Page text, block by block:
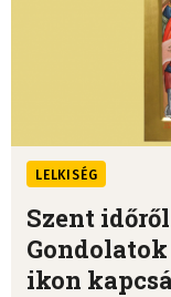
LELKISÉG
Szent
ikon